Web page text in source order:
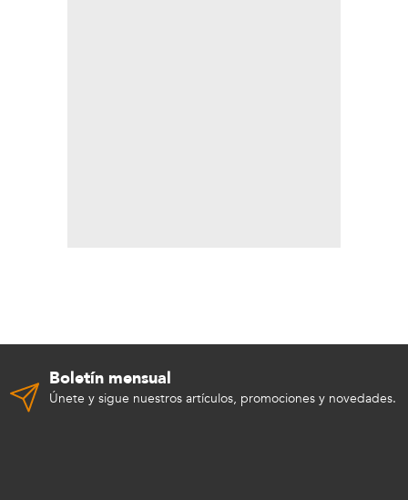
Boletín mensual
Únete y sigue nuestros artículos, promociones y novedades.